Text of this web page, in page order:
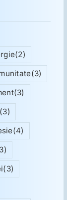
(2)
(3)
(3)
(3)
(4)
(3)